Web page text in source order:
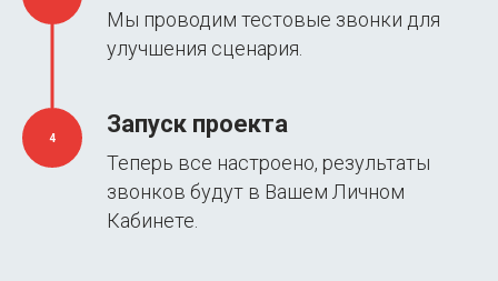
Мы проводим тестовые звонки для
улучшения сценария.
4 Запуск проекта
Теперь все настроено, результаты
звонков будут в Вашем Личном
Кабинете.